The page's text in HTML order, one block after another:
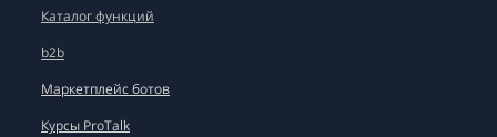
Каталог функций
b2b
Маркетплейс ботов
Курсы ProTalk